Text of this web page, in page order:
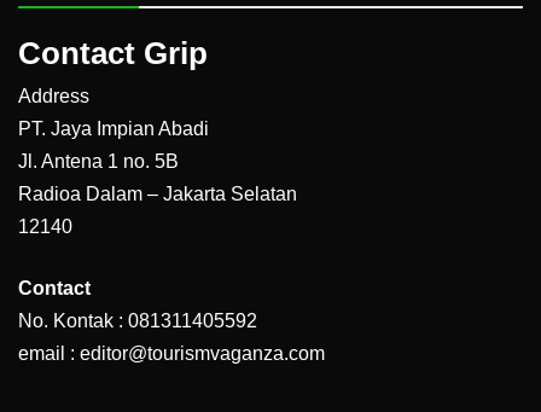
Contact Grip
Address
PT. Jaya Impian Abadi
Jl. Antena 1 no. 5B
Radioa Dalam – Jakarta Selatan
12140
Contact
No. Kontak : 081311405592
email : editor@tourismvaganza.com